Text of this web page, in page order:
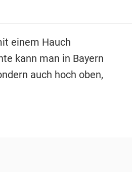
einem Hauch
kann man in Bayern
auch hoch oben,